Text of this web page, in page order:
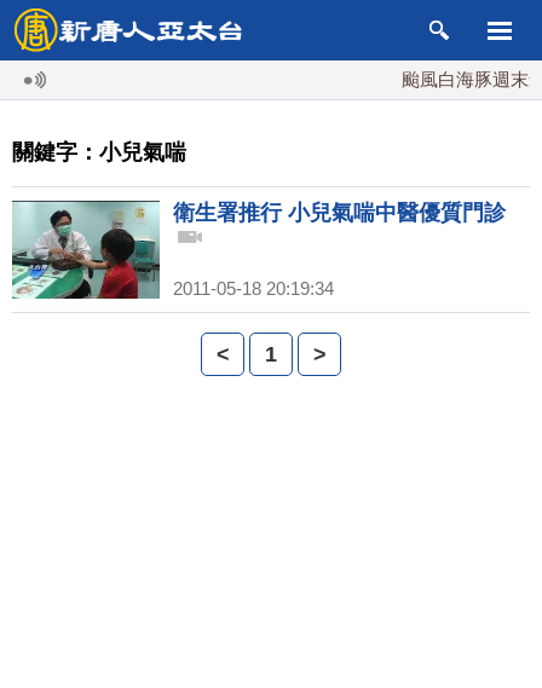
颱風白海豚週末
關鍵字：小兒氣喘
衛生署推行 小兒氣喘中醫優質門診
2011-05-18 20:19:34
< 1 >